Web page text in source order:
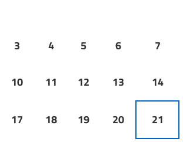
3 4 5 6 7
10 11 12 13 14
17 18 19 20 21